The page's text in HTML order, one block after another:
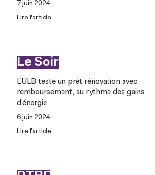
7 juin 2024
Lire l'article
Le Soir
L’ULB teste un prêt rénovation avec
remboursement, au rythme des gains
d’énergie
6 juin 2024
Lire l'article